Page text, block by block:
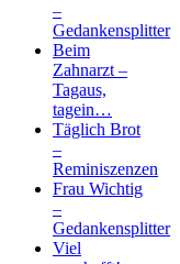
–
Gedankensplitter
Beim
Zahnarzt –
Tagaus,
tagein…
Täglich Brot
–
Reminiszenzen
Frau Wichtig
–
Gedankensplitter
Viel